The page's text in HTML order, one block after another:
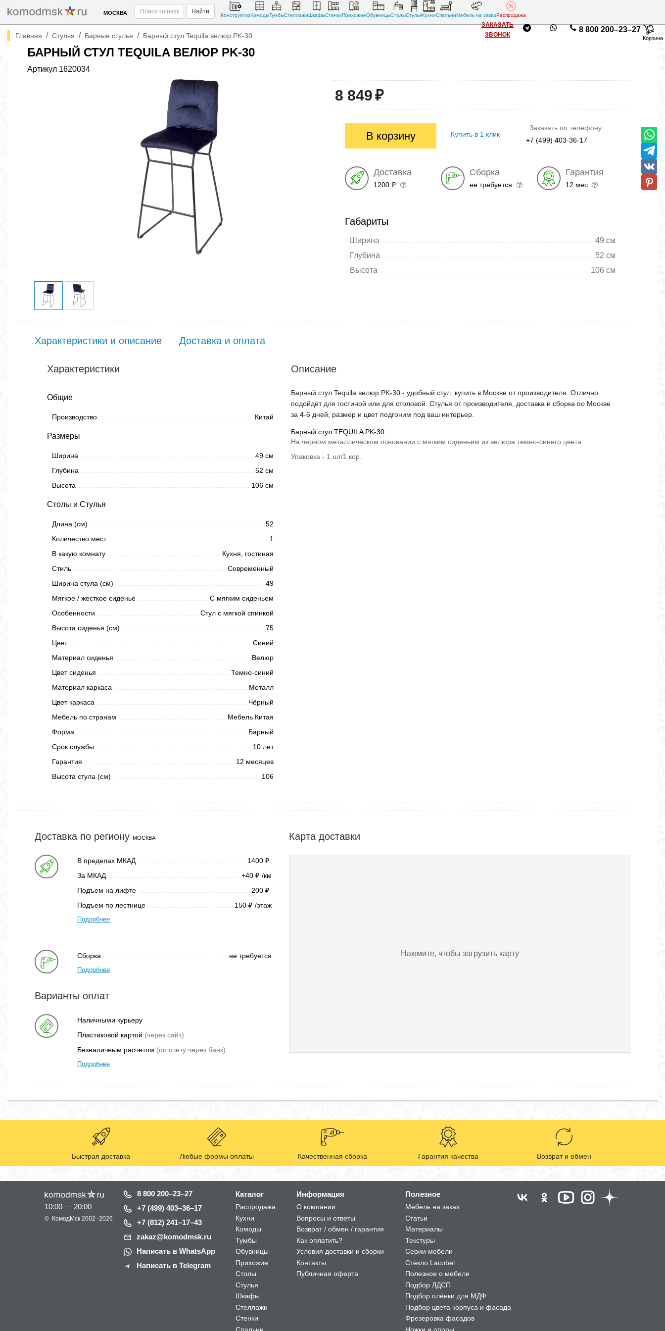
МОСКВА Найти
КонструкторКомодыТумбыСтеллажиШкафыСтенкиПрихожиеОбувницыСтолыСтульяКухниСпальниМебель на заказРаспродажа
ЗАКАЗАТЬ
ЗВОНОК
8 800 200–23–27
Корзина
Главная / Стулья / Барные стулья / Барный стул Tequila велюр PK-30
БАРНЫЙ СТУЛ TEQUILA ВЕЛЮР PK-30
Артикул 1620034
8 849₽
В корзину Купить в 1 клик
Заказать по телефону
+7 (499) 403-36-17
Доставка
1200 ₽
Сборка
не требуется
Гарантия
12 мес.
Габариты
Ширина
49 см
Глубина
52 см
Высота
106 см
Характеристики и описание Доставка и оплата
Характеристики
Общие
Производство Китай
Размеры
Ширина
49 см
Глубина
52 см
Высота
106 см
Столы и Стулья
Длина (см)
52
Количество мест
1
В какую комнату
Кухня, гостиная
Стиль
Современный
Ширина стула (см)
49
Мягкое / жесткое сиденье
С мягким сиденьем
Особенности
Стул с мягкой спинкой
Высота сиденья (см)
75
Цвет
Синий
Материал сиденья
Велюр
Цвет сиденья
Темно-синий
Материал каркаса
Металл
Цвет каркаса
Чёрный
Мебель по странам
Мебель Китая
Форма
Барный
Срок службы
10 лет
Гарантия
12 месяцев
Высота стула (см)
106
Описание
Барный стул Tequila велюр PK-30 - удобный стул, купить в Москве от производителя. Отлично
подойдёт для гостиной или для столовой. Стулья от производителя, доставка и сборка по Москве
за 4-6 дней; размер и цвет подгоним под ваш интерьер.
Барный стул TEQUILA PK-30
На черном металлическом основании с мягким сиденьем из велюра темно-синего цвета.
Упаковка - 1 шт/1 кор.
Доставка по региону МОСКВА
В пределах МКАД 1400 ₽
За МКАД +40 ₽ /км
Подъем на лифте
200 ₽
Подъем по лестнице 150 ₽ /этаж
Подробнее
Сборка не требуется
Подробнее
Варианты оплат
Наличными курьеру
Пластиковой картой (через сайт)
Безналичным расчетом (по счету через банк)
Подробнее
Карта доставки
Нажмите, чтобы загрузить карту
Быстрая доставка Любые формы оплаты Качественная сборка Гарантия качества Возврат и обмен
10:00 — 20:00
© КомодМск 2002–2026
8 800 200–23–27
+7 (499) 403–36–17
+7 (812) 241–17–43
zakaz@komodmsk.ru
Написать в WhatsApp
Написать в Telegram
Каталог
Распродажа
Кухни
Комоды
Тумбы
Обувницы
Прихожие
Столы
Стулья
Шкафы
Стеллажи
Стенки
Спальни
Информация
О компании
Вопросы и ответы
Возврат / обмен / гарантия
Как оплатить?
Условия доставки и сборки
Контакты
Публичная оферта
Полезное
Мебель на заказ
Статьи
Материалы
Текстуры
Серии мебели
Стекло Lacobel
Полезное о мебели
Подбор ЛДСП
Подбор плёнки для МДФ
Подбор цвета корпуса и фасада
Фрезеровка фасадов
Ножки и опоры